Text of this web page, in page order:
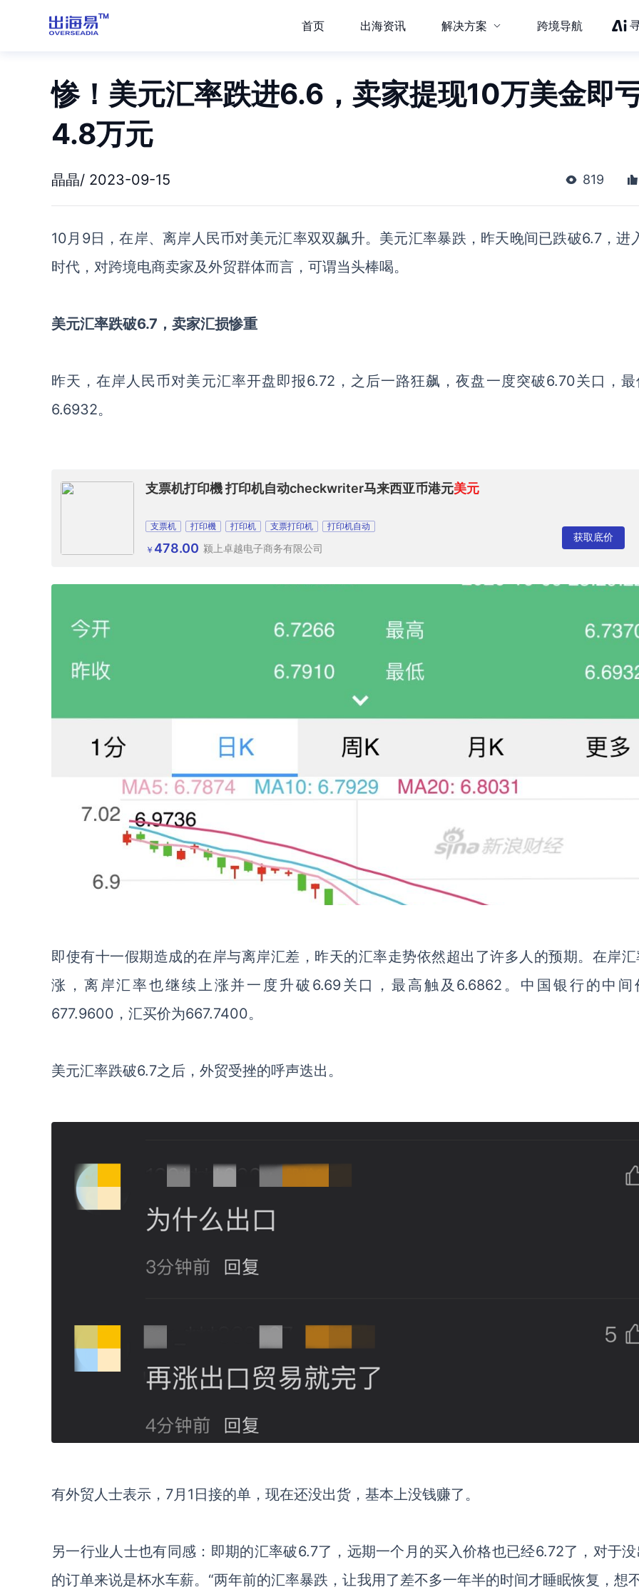
首页 出海资讯 解决方案 跨境导航
惨！美元汇率跌进6.6，卖家提现10万美金即
4.8万元
晶晶/ 2023-09-15 819
10月9日，在岸、离岸人民币对美元汇率双双飙升。美元汇率暴跌，昨天晚间已跌破6.7，进
时代，对跨境电商卖家及外贸群体而言，可谓当头棒喝。
美元汇率跌破6.7，卖家汇损惨重
昨天，在岸人民币对美元汇率开盘即报6.72，之后一路狂飙，夜盘一度突破6.70关口，最
6.6932。
支票机打印機 打印机自动checkwriter马来西亚币港元美元
支票机 打印機 打印机 支票打印机 打印机自动
￥ 478.00 颍上卓越电子商务有限公司
获取底价
即使有十一假期造成的在岸与离岸汇差，昨天的汇率走势依然超出了许多人的预期。在岸
涨，离岸汇率也继续上涨并一度升破 6.69关口，最高触及6.6862。中国银行的中间
677.9600，汇买价为667.7400。
美元汇率跌破6.7之后，外贸受挫的呼声迭出。
有外贸人士表示， 7月1日接的单，现在还没出货，基本上没钱赚了。
另一行业人士也有同感：即期的汇率破6.7了，远期一个月的买入价格也已经6.72了，对于
的订单来说是杯水车薪。“两年前的汇率暴跌，让我用了差不多一年半的时间才睡眠恢复，想